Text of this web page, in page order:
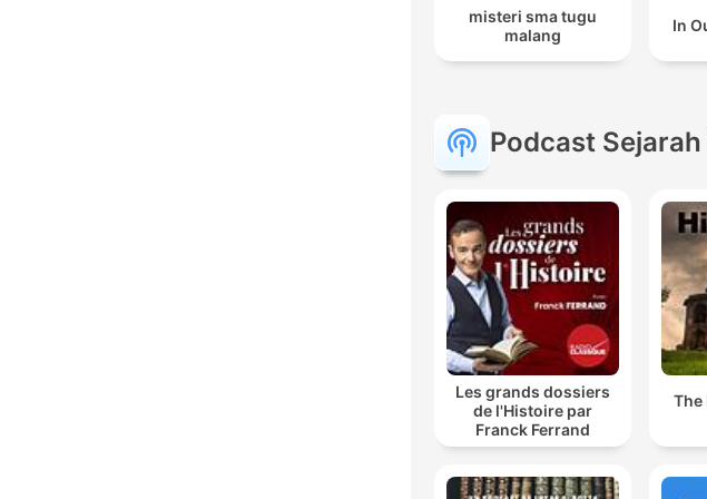
misteri sma tugu
malang
In
Podcast
Les grands dossiers
de l'Histoire par
Franck Ferrand
The